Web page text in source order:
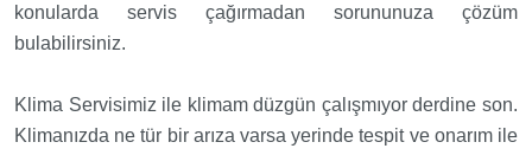
konularda servis çağırmadan sorununuza çözüm
bulabilirsiniz.
Klima Servisimiz ile klimam düzgün çalışmıyor derdine son.
Klimanızda ne tür bir arıza varsa yerinde tespit ve onarım ile